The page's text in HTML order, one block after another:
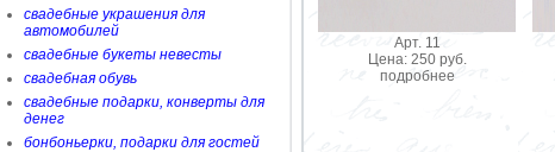
свадебные украшения для
автомобилей
свадебные букеты невесты
свадебная обувь
свадебные подарки, конверты для
денег
бонбоньерки, подарки для гостей
Арт. 11
Цена: 250 руб.
подробнее